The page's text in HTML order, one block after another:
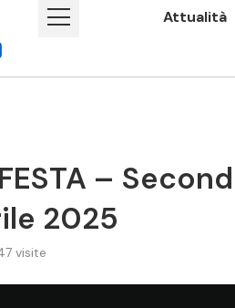
Attualità
–
2025
visite